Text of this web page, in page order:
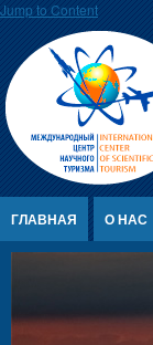
Jump to Content
ГЛАВНАЯ О НАС